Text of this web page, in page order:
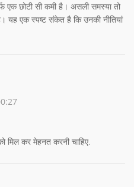
एक छोटी सी कमी है। असली समस्या तो
यह एक स्पष्ट संकेत है कि उनकी नीतियां
मिल कर मेहनत करनी चाहिए.